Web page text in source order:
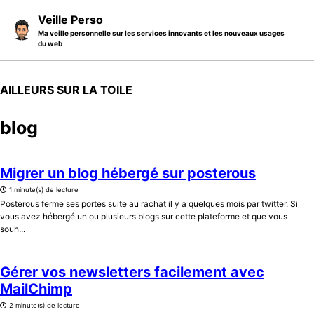
Veille Perso
Ma veille personnelle sur les services innovants et les nouveaux usages
du web
AILLEURS SUR LA TOILE
blog
Migrer un blog hébergé sur posterous
1 minute(s) de lecture
Posterous ferme ses portes suite au rachat il y a quelques mois par twitter. Si
vous avez hébergé un ou plusieurs blogs sur cette plateforme et que vous
souh...
Gérer vos newsletters facilement avec
MailChimp
2 minute(s) de lecture